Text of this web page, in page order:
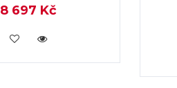
8 697 Kč
KOUPIT